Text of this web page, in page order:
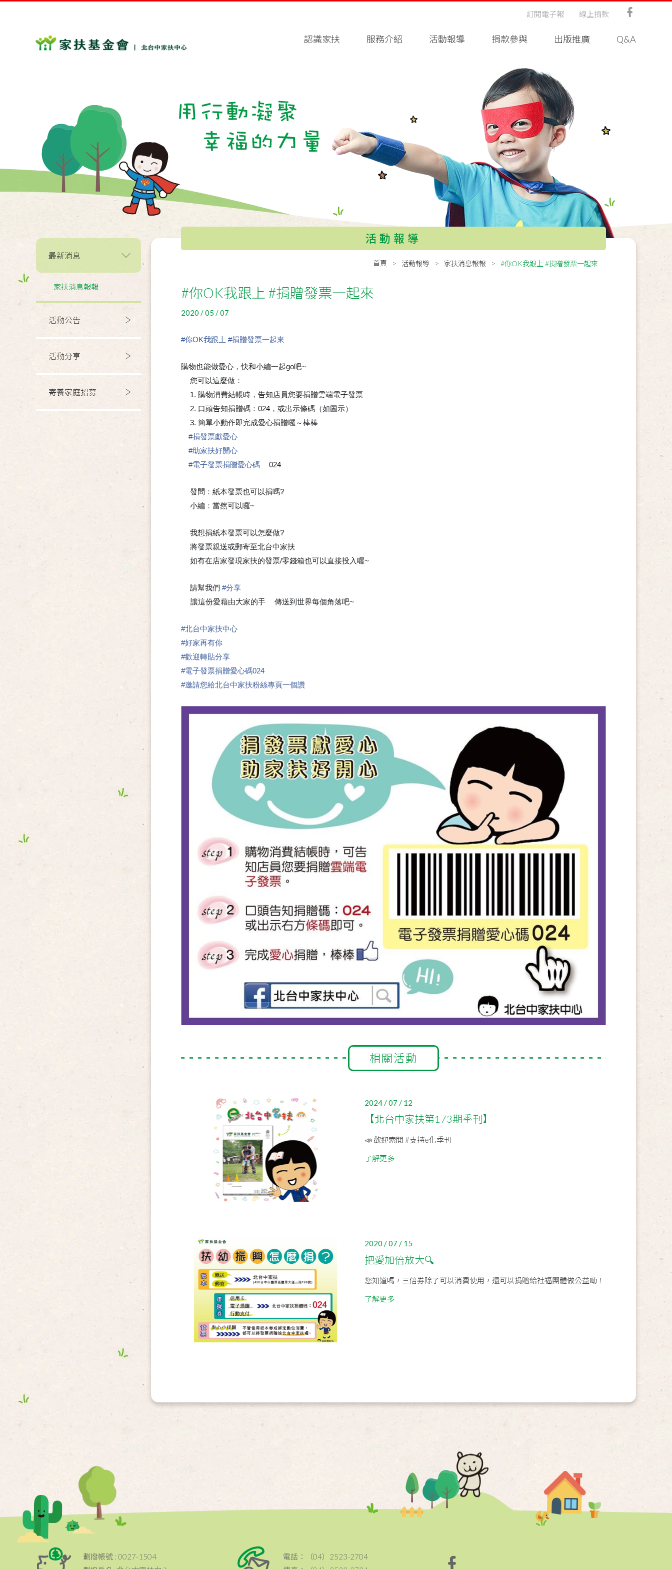
認識家扶 服務介紹 活動報導 捐款參與 出版推廣 Q&A
訂閱電子報 線上捐款
最新消息
家扶消息報報
活動公告
活動分享
寄養家庭招募
活動報導
首頁 活動報導 家扶消息報報 #你OK我跟上 #捐贈發票一起來
#你OK我跟上 #捐贈發票一起來
2020 / 05 / 07
#你OK我跟上 #捐贈發票一起來
購物也能做愛心，快和小編一起go吧~
您可以這麼做：
1. 購物消費結帳時，告知店員您要捐贈雲端電子發票
2. 口頭告知捐贈碼：024，或出示條碼（如圖示）
3. 簡單小動作即完成愛心捐贈囉～棒棒
#捐發票獻愛心
#助家扶好開心
#電子發票捐贈愛心碼 👉024
發問：紙本發票也可以捐嗎?
小編：當然可以囉~
我想捐紙本發票可以怎麼做?
將發票親送或郵寄至北台中家扶
如有在店家發現家扶的發票/零錢箱也可以直接投入喔~
請幫我們 #分享
讓這份愛藉由大家的手
傳送到世界每個角落吧~
#北台中家扶中心
#好家再有你
#歡迎轉貼分享
#電子發票捐贈愛心碼024
#邀請您給北台中家扶粉絲專頁一個讚
相關活動
2024 / 07 / 12
【北台中家扶第173期季刊】
📣 歡迎索閱 #支持e化季刊
了解更多
2020 / 07 / 15
把愛加倍放大🔍
您知道嗎，三倍券除了可以消費使用，還可以捐贈給社福團體做公益呦！
了解更多
劃撥帳號 : 0027-1504
電話：（04）2523-2704